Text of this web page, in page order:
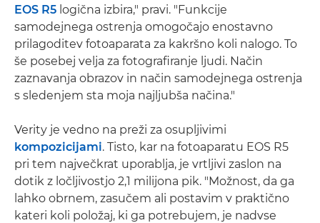
EOS R5 logična izbira," pravi. "Funkcije
samodejnega ostrenja omogočajo enostavno
prilagoditev fotoaparata za kakršno koli nalogo. To
še posebej velja za fotografiranje ljudi. Način
zaznavanja obrazov in način samodejnega ostrenja
s sledenjem sta moja najljubša načina."
Verity je vedno na preži za osupljivimi
kompozicijami. Tisto, kar na fotoaparatu EOS R5
pri tem največkrat uporablja, je vrtljivi zaslon na
dotik z ločljivostjo 2,1 milijona pik. "Možnost, da ga
lahko obrnem, zasučem ali postavim v praktično
kateri koli položaj, ki ga potrebujem, je nadvse